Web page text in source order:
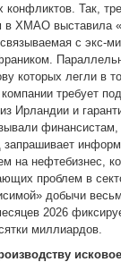
конфликтов. Так,
в ХМАО выставила
с экс-
которых легли в
требует
Ирландии и
запрашивает
на нефтебизнес,
проблем в
добычи
2026
миллиардов.